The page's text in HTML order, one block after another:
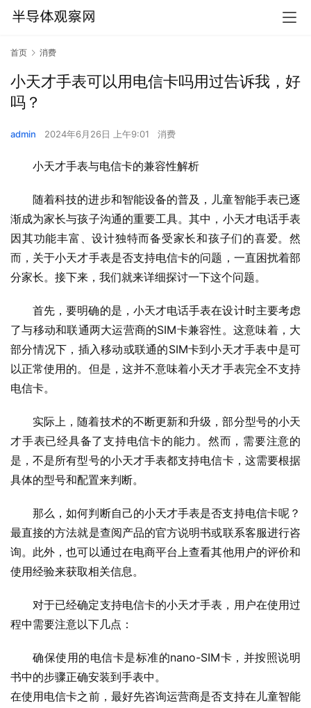
首页 消费
小天才手表可以用电信卡吗用过告诉我，好
吗？
admin 2024年6月26日 上午9:01 消费
小天才手表与电信卡的兼容性解析
随着科技的进步和智能设备的普及，儿童智能手表已逐
渐成为家长与孩子沟通的重要工具。其中，小天才电话手表
因其功能丰富、设计独特而备受家长和孩子们的喜爱。然
而，关于小天才手表是否支持电信卡的问题，一直困扰着部
分家长。接下来，我们就来详细探讨一下这个问题。
首先，要明确的是，小天才电话手表在设计时主要考虑
了与移动和联通两大运营商的SIM卡兼容性。这意味着，大
部分情况下，插入移动或联通的SIM卡到小天才手表中是可
以正常使用的。但是，这并不意味着小天才手表完全不支持
电信卡。
实际上，随着技术的不断更新和升级，部分型号的小天
才手表已经具备了支持电信卡的能力。然而，需要注意的
是，不是所有型号的小天才手表都支持电信卡，这需要根据
具体的型号和配置来判断。
那么，如何判断自己的小天才手表是否支持电信卡呢？
最直接的方法就是查阅产品的官方说明书或联系客服进行咨
询。此外，也可以通过在电商平台上查看其他用户的评价和
使用经验来获取相关信息。
对于已经确定支持电信卡的小天才手表，用户在使用过
程中需要注意以下几点：
确保使用的电信卡是标准的nano-SIM卡，并按照说明
书中的步骤正确安装到手表中。
在使用电信卡之前，最好先咨询运营商是否支持在儿童智能